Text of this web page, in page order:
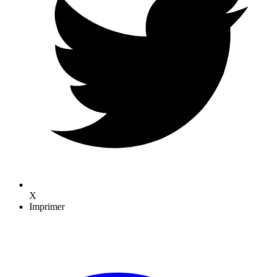
X
Imprimer